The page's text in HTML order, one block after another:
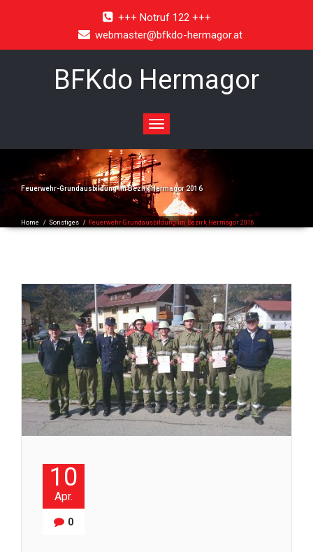
+++ Notruf 122 +++
webmaster@bfkdo-hermagor.at
BFKdo Hermagor
Toggle
navigation
Feuerwehr-Grundausbildung im Bezirk Hermagor 2016
Home / Sonstiges / Feuerwehr-Grundausbildung im Bezirk Hermagor 2016
10
Apr.
0